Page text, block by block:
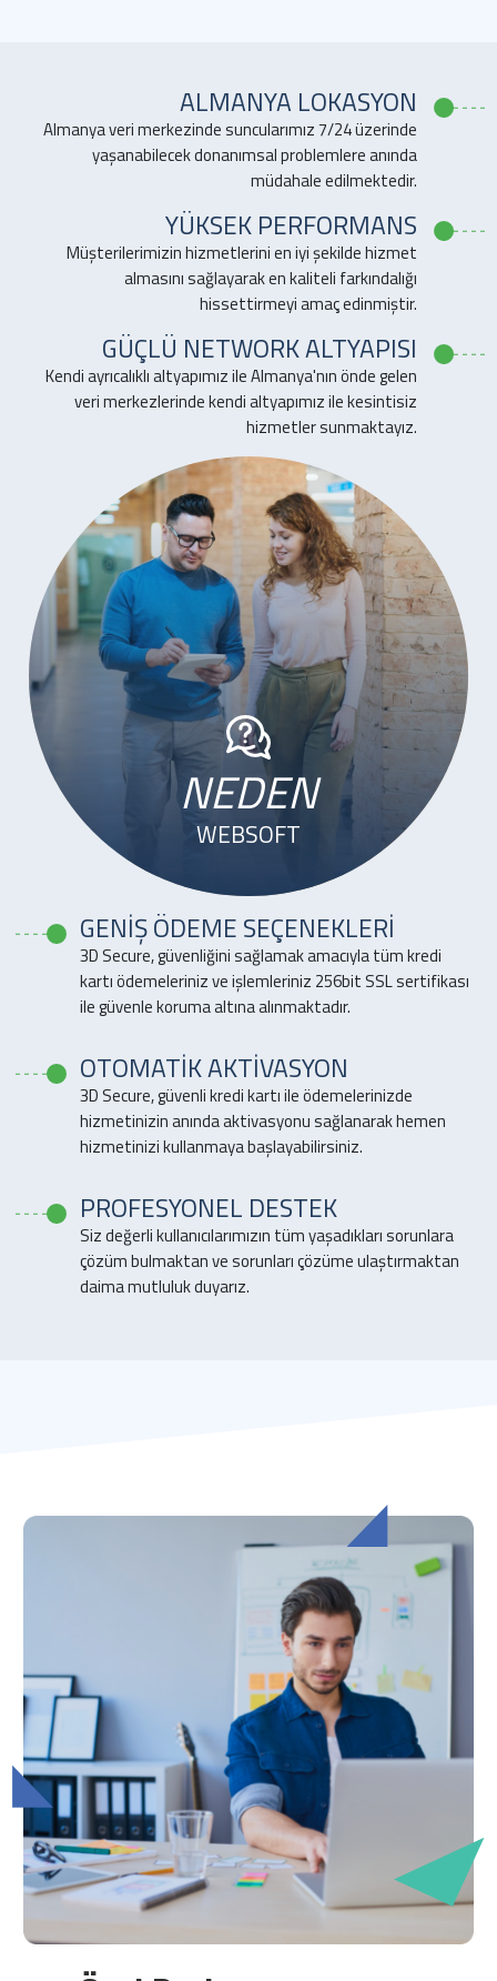
ALMANYA LOKASYON
Almanya veri merkezinde suncularımız 7/24 üzerinde
yaşanabilecek donanımsal problemlere anında
müdahale edilmektedir.
YÜKSEK PERFORMANS
Müşterilerimizin hizmetlerini en iyi şekilde hizmet
almasını sağlayarak en kaliteli farkındalığı
hissettirmeyi amaç edinmiştir.
GÜÇLÜ NETWORK ALTYAPISI
Kendi ayrıcalıklı altyapımız ile Almanya'nın önde gelen
veri merkezlerinde kendi altyapımız ile kesintisiz
hizmetler sunmaktayız.
NEDEN
WEBSOFT
GENİŞ ÖDEME SEÇENEKLERİ
3D Secure, güvenliğini sağlamak amacıyla tüm kredi
kartı ödemeleriniz ve işlemleriniz 256bit SSL sertifikası
ile güvenle koruma altına alınmaktadır.
OTOMATİK AKTİVASYON
3D Secure, güvenli kredi kartı ile ödemelerinizde
hizmetinizin anında aktivasyonu sağlanarak hemen
hizmetinizi kullanmaya başlayabilirsiniz.
PROFESYONEL DESTEK
Siz değerli kullanıcılarımızın tüm yaşadıkları sorunlara
çözüm bulmaktan ve sorunları çözüme ulaştırmaktan
daima mutluluk duyarız.